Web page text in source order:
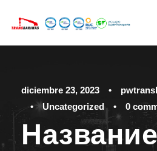
diciembre 23, 2023 •
•
Uncategorized • 0
Название